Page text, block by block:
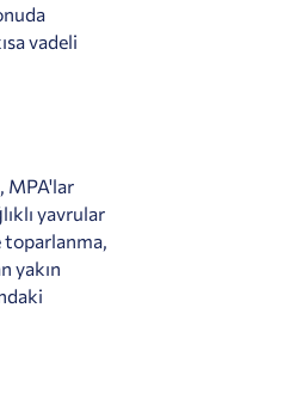
vadeli
MPA'lar
yavrular
toparlanma,
yakın